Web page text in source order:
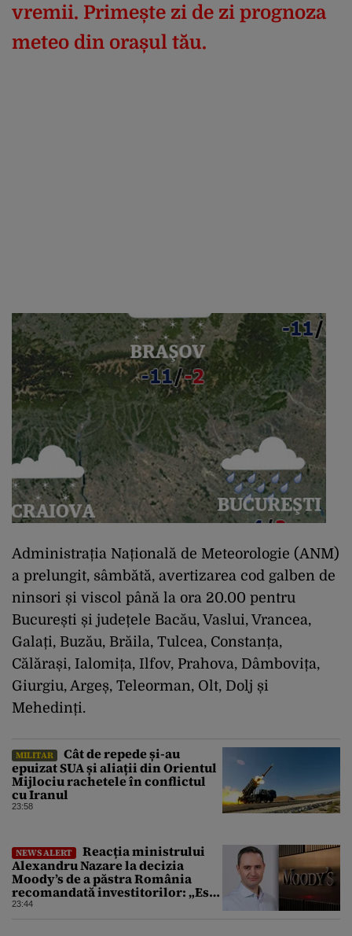
vremii. Primește zi de zi prognoza
meteo din orașul tău.
Administrația Națională de Meteorologie (ANM)
a prelungit, sâmbătă, avertizarea cod galben de
ninsori și viscol până la ora 20.00 pentru
București și județele Bacău, Vaslui, Vrancea,
Galați, Buzău, Brăila, Tulcea, Constanța,
Călărași, Ialomița, Ilfov, Prahova, Dâmbovița,
Giurgiu, Argeș, Teleorman, Olt, Dolj și
Mehedinți.
MILITAR
Cât de repede și-au
epuizat SUA și aliații din Orientul
Mijlociu rachetele în conflictul
cu Iranul
23:58
NEWS ALERT
Reacția ministrului
Alexandru Nazare la decizia
Moody’s de a păstra România
recomandată investitorilor: „Este
un răgaz, dar în niciun caz un
23:44